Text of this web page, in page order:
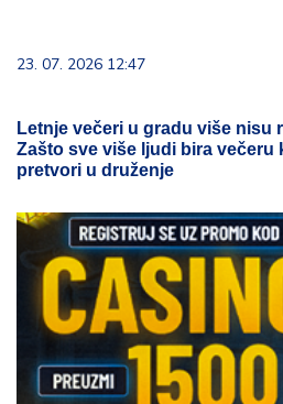
23. 07. 2026 12:47
Letnje večeri u gradu više nisu
Zašto sve više ljudi bira večeru
pretvori u druženje